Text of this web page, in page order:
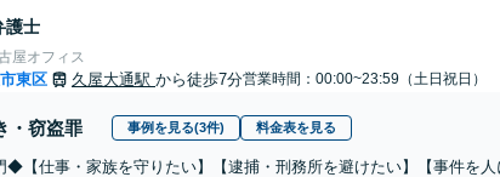
護士
屋オフィス
東区 久屋大通駅 から徒歩7分営業時間：00:00~23:59（土日祝日）
・窃盗罪 事例を見る(3件) 料金表を見る
【仕事・家族を守りたい】【逮捕・刑務所を避けたい】【事件を人